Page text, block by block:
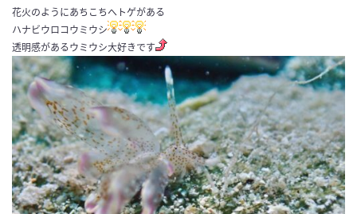
花火のようにあちこちへトゲがある
ハナビウロコウミウシ
透明感があるウミウシ大好きです